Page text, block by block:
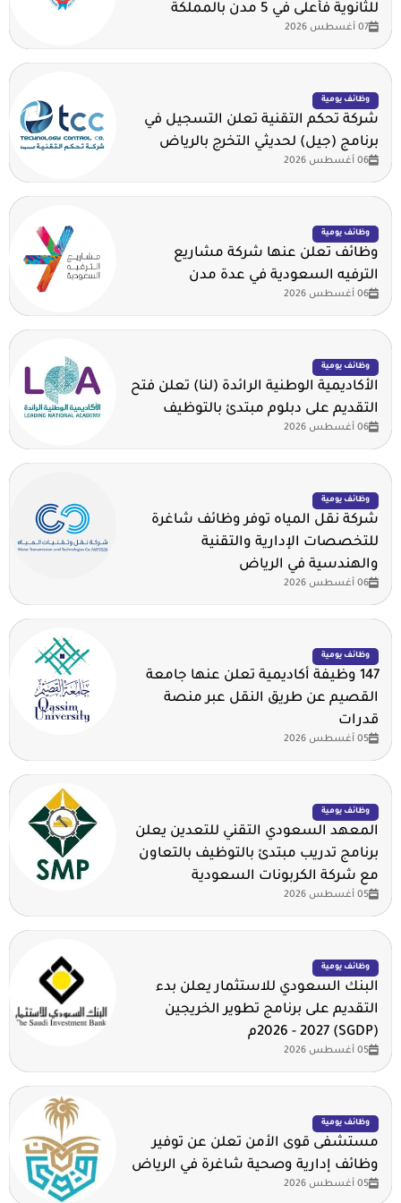
للثانوية فأعلى في 5 مدن بالمملكة
07 أغسطس 2026
وظائف يومية
شركة تحكم التقنية تعلن التسجيل في
برنامج (جيل) لحديثي التخرج بالرياض
06 أغسطس 2026
وظائف يومية
وظائف تعلن عنها شركة مشاريع
الترفيه السعودية في عدة مدن
06 أغسطس 2026
وظائف يومية
الأكاديمية الوطنية الرائدة (لنا) تعلن فتح
التقديم على دبلوم مبتدئ بالتوظيف
06 أغسطس 2026
وظائف يومية
شركة نقل المياه توفر وظائف شاغرة
للتخصصات الإدارية والتقنية
والهندسية في الرياض
06 أغسطس 2026
وظائف يومية
147 وظيفة أكاديمية تعلن عنها جامعة
القصيم عن طريق النقل عبر منصة
قدرات
05 أغسطس 2026
وظائف يومية
المعهد السعودي التقني للتعدين يعلن
برنامج تدريب مبتدئ بالتوظيف بالتعاون
مع شركة الكربونات السعودية
05 أغسطس 2026
وظائف يومية
البنك السعودي للاستثمار يعلن بدء
التقديم على برنامج تطوير الخريجين
(SGDP) 2026 - 2027م
05 أغسطس 2026
وظائف يومية
مستشفى قوى الأمن تعلن عن توفير
وظائف إدارية وصحية شاغرة في الرياض
05 أغسطس 2026